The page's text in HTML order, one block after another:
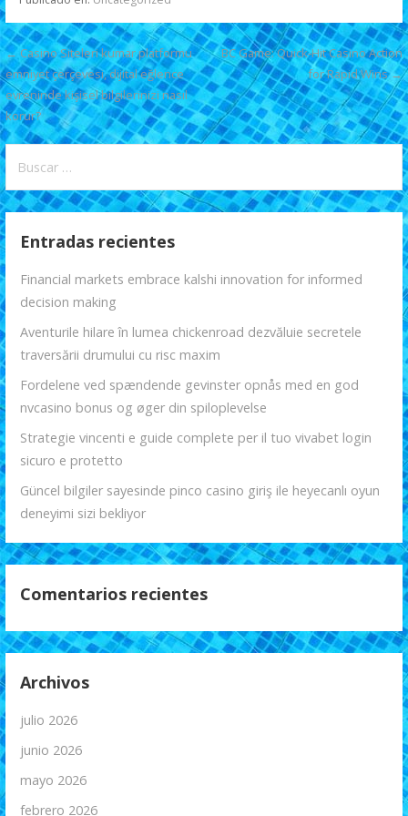
b
o
o
k
er l s
A
p
p
er p
ar
ti
r
Navegación
de
entradas
← Casino Siteleri kumar platformu
emniyet çerçevesi, dijital eğlence
evreninde kişisel bilgilerinizi nasıl
korur?
BC Game: Quick‑Hit Casino Action
for Rapid Wins →
Buscar:
Entradas recientes
Financial markets embrace kalshi innovation for informed
decision making
Aventurile hilare în lumea chickenroad dezvăluie secretele
traversării drumului cu risc maxim
Fordelene ved spændende gevinster opnås med en god
nvcasino bonus og øger din spiloplevelse
Strategie vincenti e guide complete per il tuo vivabet login
sicuro e protetto
Güncel bilgiler sayesinde pinco casino giriş ile heyecanlı oyun
deneyimi sizi bekliyor
Comentarios recientes
Archivos
julio 2026
junio 2026
mayo 2026
febrero 2026